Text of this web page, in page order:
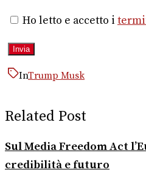
Ho letto e accetto i
InTrump Musk
Related Post
Sul Media Freedom Act
credibilità e futuro